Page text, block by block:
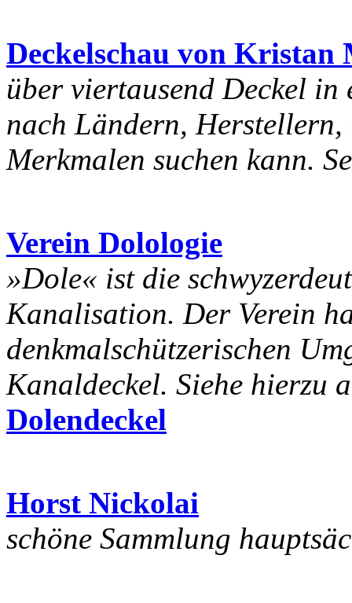
Deckelschau von Kristan
über viertausend Deckel
nach Ländern, Herstellern,
Merkmalen suchen kann.
Verein Dolologie
»Dole« ist die
Kanalisation. Der Verein
denkmalschützerischen
Kanaldeckel. Siehe hierzu
Dolendeckel
Horst Nickolai
schöne Sammlung